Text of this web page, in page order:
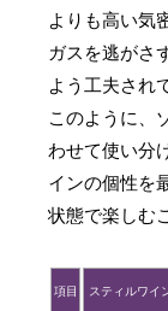
よりも高い気
ガスを逃がさ
よう工夫され
このように、
わせて使い分
インの個性を
状態で楽しむ
項目 スティルワイ